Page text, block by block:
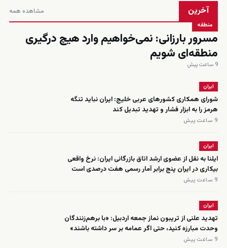
آخرین مشاهده همه
منطقه
مسرور بارزانی: نمی‌خواهیم وارد هیچ درگیری
منطقه‌ای شویم
9 ساعت پیش
ایران
شورای همکاری کشورهای عربی خلیج: ایران نباید تنگه
هرمز را به ابزار فشار و تهدید تبدیل کند
9 ساعت پیش
ایران
ایلنا به نقل از عضوی ارشد اتاق بازرگانی ایران: نرخ واقعی
بیکاری در ایران پنج برابر آمار رسمی هفت درصدی است
9 ساعت پیش
ایران
تهدید علنی از تریبون نماز جمعه اردبیل: «با برهم‌زنندگان
وحدت مبارزه کنید، حتی اگر عمامه بر سر داشته باشند»
9 ساعت پیش